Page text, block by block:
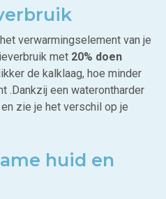
verwarmingselement van je
met 20% doen
de kalklaag, hoe minder
.Dankzij een waterontharder
zie je het verschil op je
huid en